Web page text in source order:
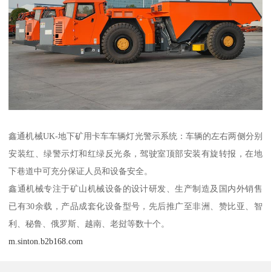
鑫通机械UK-地下矿用卡车车辆灯光警示系统：车辆的左右两侧分别
安装红、绿警示灯和红绿反光条，驾驶室顶部安装有旋转报，在地
下巷道中可充分保证人员和设备安全。
鑫通机械专注于矿山机械设备的设计研发、生产制造及国内外销售
已有30余载，产品成套化设备型号，先后推广至非洲、赞比亚、智
利、秘鲁、俄罗斯、越南、老挝等数十个。
m.sinton.b2b168.com